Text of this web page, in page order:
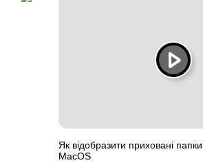
Як відобразити приховані
MacOS